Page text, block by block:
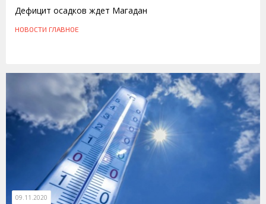
Дефицит осадков ждет Магадан
НОВОСТИ ГЛАВНОЕ
09.11.2020